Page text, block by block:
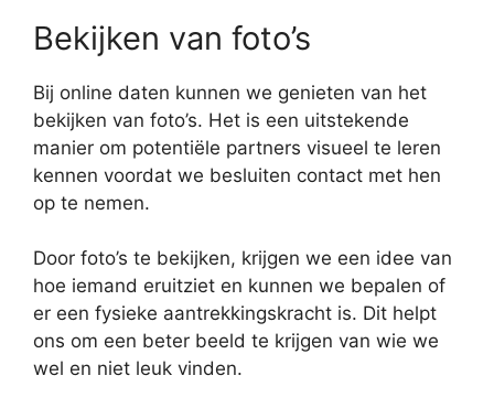
Bekijken van foto’s
Bij online daten kunnen we genieten van het
bekijken van foto’s. Het is een uitstekende
manier om potentiële partners visueel te leren
kennen voordat we besluiten contact met hen
op te nemen.
Door foto’s te bekijken, krijgen we een idee van
hoe iemand eruitziet en kunnen we bepalen of
er een fysieke aantrekkingskracht is. Dit helpt
ons om een beter beeld te krijgen van wie we
wel en niet leuk vinden.